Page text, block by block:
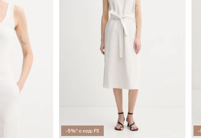
-5%* с код: FS -